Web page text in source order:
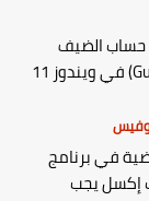
حساب الضيف
في برنامج
إكسل يجب